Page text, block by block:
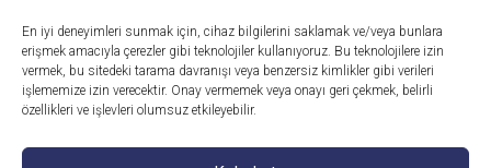
En iyi deneyimleri sunmak için, cihaz bilgilerini saklamak ve/veya bunlara
erişmek amacıyla çerezler gibi teknolojiler kullanıyoruz. Bu teknolojilere izin
vermek, bu sitedeki tarama davranışı veya benzersiz kimlikler gibi verileri
işlememize izin verecektir. Onay vermemek veya onayı geri çekmek, belirli
özellikleri ve işlevleri olumsuz etkileyebilir.